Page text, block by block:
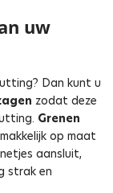
uw
Dan kunt u
zodat deze
Grenen
op maat
netjes aansluit,
strak en